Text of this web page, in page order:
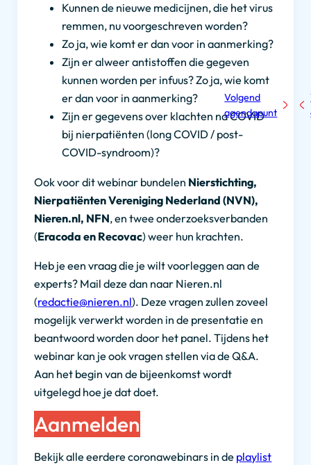
Kunnen de nieuwe medicijnen, die het virus
remmen, nu voorgeschreven worden?
Zo ja, wie komt er dan voor in aanmerking?
Zijn er alweer antistoffen die gegeven
kunnen worden per infuus? Zo ja, wie komt
er dan voor in aanmerking?
Zijn er gegevens over klachten na COVID
bij nierpatiënten (long COVID / post-
COVID-syndroom)?
Ook voor dit webinar bundelen Nierstichting,
Nierpatiënten Vereniging Nederland (NVN),
Nieren.nl, NFN, en twee onderzoeksverbanden
(Eracoda en Recovac) weer hun krachten.
Heb je een vraag die je wilt voorleggen aan de
experts? Mail deze dan naar Nieren.nl
(redactie@nieren.nl). Deze vragen zullen zoveel
mogelijk verwerkt worden in de presentatie en
beantwoord worden door het panel. Tijdens het
webinar kan je ook vragen stellen via de Q&A.
Aan het begin van de bijeenkomst wordt
uitgelegd hoe je dat doet.
Aanmelden
Bekijk alle eerdere coronawebinars in de playlist
Volgend
agendapunt